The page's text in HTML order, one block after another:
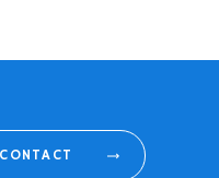
CONTACT